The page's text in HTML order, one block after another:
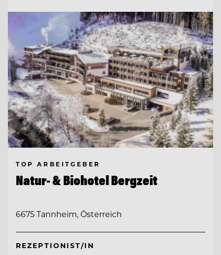
TOP ARBEITGEBER
Natur- & Biohotel Bergzeit
6675 Tannheim, Österreich
REZEPTIONIST/IN